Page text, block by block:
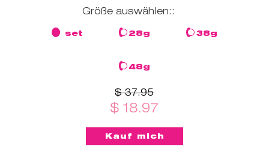
Größe auswählen::
set 28g 38g
48g
$ 37.95
$ 18.97